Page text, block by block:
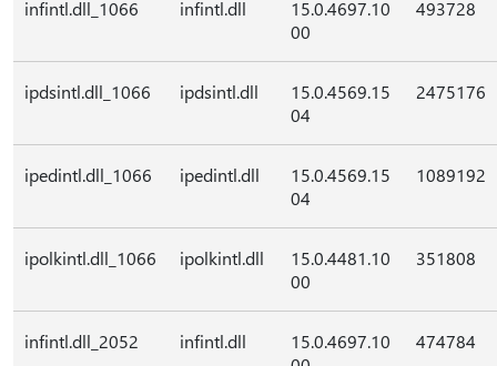
infintl.dll_1066 infintl.dll
15.0.4697.10
00
493728
ipdsintl.dll_1066 ipdsintl.dll
15.0.4569.15
04
2475176
ipedintl.dll_1066 ipedintl.dll
15.0.4569.15
04
1089192
ipolkintl.dll_1066 ipolkintl.dll
15.0.4481.10
00
351808
infintl.dll_2052 infintl.dll
15.0.4697.10
474784